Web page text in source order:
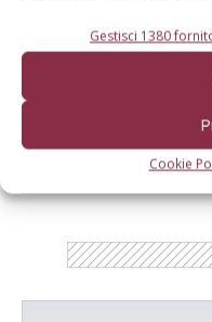
Gestisci 1380
Cookie
Tecniche, prodotti e